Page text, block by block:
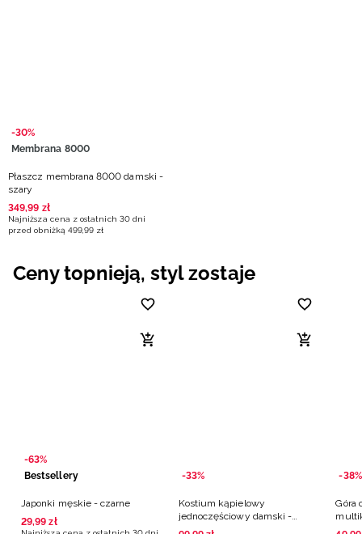
-30%
Membrana 8000
Płaszcz membrana 8000 damski -
szary
349,99 zł
Najniższa cena z ostatnich 30 dni
przed obniżką 499,99 zł
Ceny topnieją, styl zostaje
-63%
Bestsellery
Japonki męskie - czarne
29,99 zł
-33%
Kostium kąpielowy
jednoczęściowy damski -
multikolor
-38%
Góra